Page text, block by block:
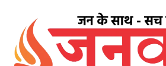
content